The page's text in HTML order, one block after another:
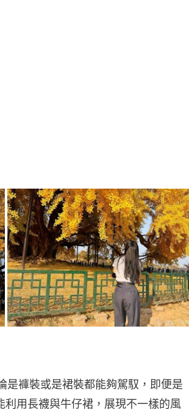
是褲裝或是裙裝都能夠駕馭，即便是
用長襪與牛仔裙，展現不一樣的風